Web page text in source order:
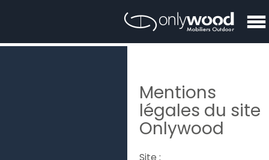
Mentions
légales du site
Onlywood
Site :